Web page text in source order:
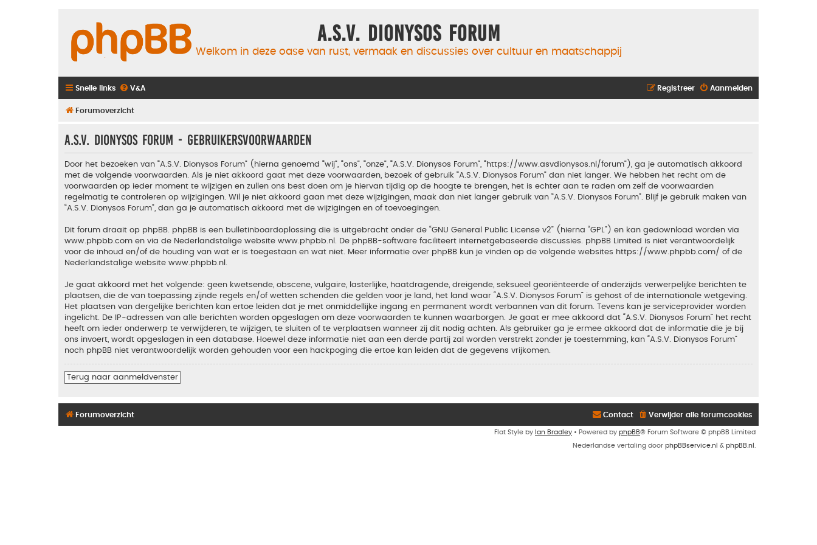
A.S.V. Dionysos Forum
Welkom in deze oase van rust, vermaak en discussies over cultuur en maatschappij
Snelle links V&A Aanmelden
Registreer
Forumoverzicht
A.S.V. Dionysos Forum - Gebruikersvoorwaarden
Door het bezoeken van “A.S.V. Dionysos Forum” (hierna genoemd “wij”, “ons”, “onze”, “A.S.V. Dionysos Forum”, “https://www.asvdionysos.nl/forum”), ga je automatisch akkoord
met de volgende voorwaarden. Als je niet akkoord gaat met deze voorwaarden, bezoek of gebruik “A.S.V. Dionysos Forum” dan niet langer. We hebben het recht om de
voorwaarden op ieder moment te wijzigen en zullen ons best doen om je hiervan tijdig op de hoogte te brengen, het is echter aan te raden om zelf de voorwaarden
regelmatig te controleren op wijzigingen. Wil je niet akkoord gaan met deze wijzigingen, maak dan niet langer gebruik van “A.S.V. Dionysos Forum”. Blijf je gebruik maken van
“A.S.V. Dionysos Forum”, dan ga je automatisch akkoord met de wijzigingen en of toevoegingen.
Dit forum draait op phpBB. phpBB is een bulletinboardoplossing die is uitgebracht onder de “GNU General Public License v2” (hierna “GPL”) en kan gedownload worden via
www.phpbb.com en via de Nederlandstalige website www.phpbb.nl . De phpBB-software faciliteert internetgebaseerde discussies. phpBB Limited is niet verantwoordelijk
voor de inhoud en/of de houding van wat er is toegestaan en wat niet. Meer informatie over phpBB kun je vinden op de volgende websites https://www.phpbb.com/ of de
Nederlandstalige website www.phpbb.nl .
Je gaat akkoord met het volgende: geen kwetsende, obscene, vulgaire, lasterlijke, haatdragende, dreigende, seksueel georiënteerde of anderzijds verwerpelijke berichten te
plaatsen, die de van toepassing zijnde regels en/of wetten schenden die gelden voor je land, het land waar “A.S.V. Dionysos Forum” is gehost of de internationale wetgeving.
Het plaatsen van dergelijke berichten kan ertoe leiden dat je met onmiddellijke ingang en permanent wordt verbannen van dit forum. Tevens kan je serviceprovider worden
ingelicht. De IP-adressen van alle berichten worden opgeslagen om deze voorwaarden te kunnen waarborgen. Je gaat er mee akkoord dat “A.S.V. Dionysos Forum” het recht
heeft om ieder onderwerp te verwijderen, te wijzigen, te sluiten of te verplaatsen wanneer zij dit nodig achten. Als gebruiker ga je ermee akkoord dat de informatie die je bij
ons invoert, wordt opgeslagen in een database. Hoewel deze informatie niet aan een derde partij zal worden verstrekt zonder je toestemming, kan “A.S.V. Dionysos Forum”
noch phpBB niet verantwoordelijk worden gehouden voor een hackpoging die ertoe kan leiden dat de gegevens vrijkomen.
Terug naar aanmeldvenster
Forumoverzicht Verwijder alle forumcookies
Contact
Flat Style by Ian Bradley • Powered by phpBB® Forum Software © phpBB Limited
Nederlandse vertaling door phpBBservice.nl & phpBB.nl